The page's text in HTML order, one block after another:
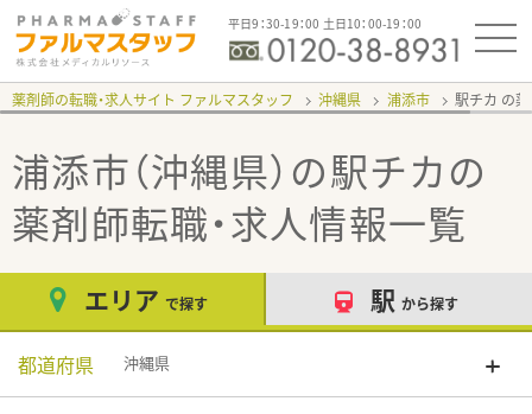
平日9：30-19：00 土日10：00-19：00
薬剤師の転職・求人サイト ファルマスタッフ 沖縄県 浦添市 駅チカ
浦添市（沖縄県）の駅チカの
薬剤師転職・求人情報一覧
エリア で探す 駅 から探す
都道府県 沖縄県